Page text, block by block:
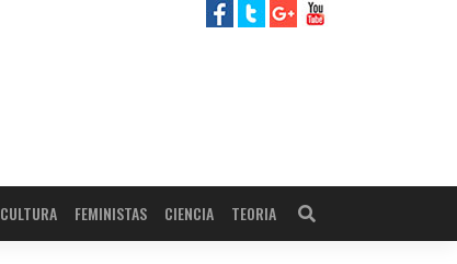
CULTURA FEMINISTAS CIENCIA TEORIA